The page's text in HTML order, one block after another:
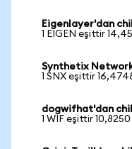
Eigenlayer'dan
1 EIGEN eşittir
Synthetix
1 SNX eşittir
dogwifhat'dan
1 WIF eşittir